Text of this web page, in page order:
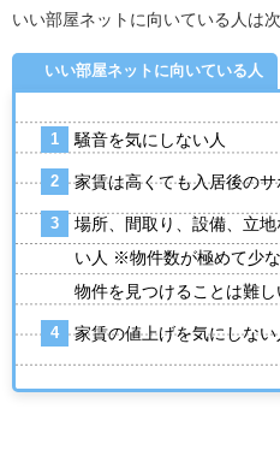
いい部屋ネットに向いている人は次
いい部屋ネットに向いている人
騒音を気にしない人
家賃は高くても入居後の
場所、間取り、設備、立
い人 ※物件数が極めて少
物件を見つけることは難し
家賃の値上げを気にしない